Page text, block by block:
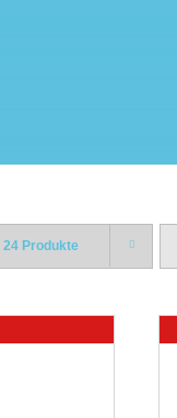
24 Produkte